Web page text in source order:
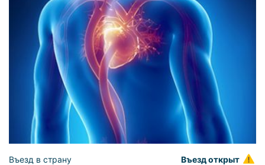
Въезд в страну
Въезд открыт